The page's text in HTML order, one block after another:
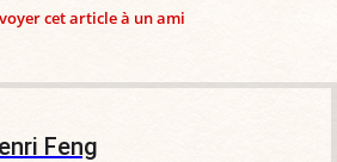
cet article à un ami
Feng